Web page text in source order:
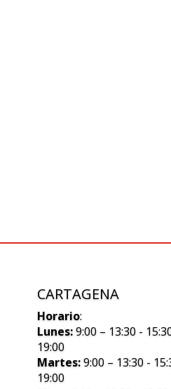
CARTAGENA
Horario:
Lunes:9:00 – 13:30 -
19:00
Martes:9:00 – 13:30 -
19:00